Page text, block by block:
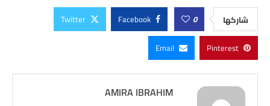
شاركها 0
Facebook
Twitter
Pinterest
Email
AMIRA IBRAHIM